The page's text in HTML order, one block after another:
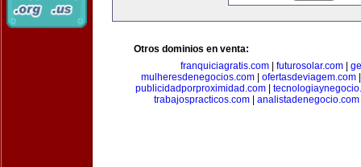
Otros dominios en venta:
franquiciagratis.com
futurosolar.com
mulheresdenegocios.com
ofertasdeviagem.com
publicidadporproximidad.com|
trabajospracticos.com| analistadenegocio.com